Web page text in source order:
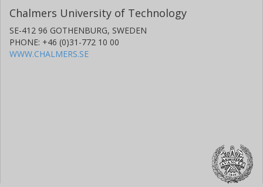
Chalmers University of Technology
SE-412 96 GOTHENBURG, SWEDEN
PHONE: +46 (0)31-772 10 00
WWW.CHALMERS.SE